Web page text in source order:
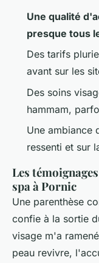
Une qualité
presque tous
Des tarifs
avant sur les
Des soins
hammam,
Une ambiance
ressenti et sur
Les
spa à Pornic
Une parenthèse
confie à la sortie
visage m'a
peau revivre,